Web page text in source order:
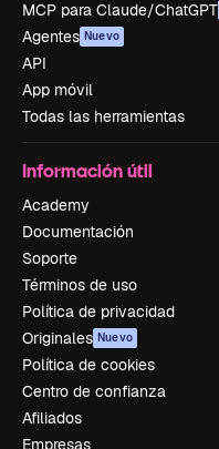
MCP para Claude/ChatGPT
Agentes Nuevo
API
App móvil
Todas las herramientas
Información útil
Academy
Documentación
Soporte
Términos de uso
Política de privacidad
Originales Nuevo
Política de cookies
Centro de confianza
Afiliados
Empresas